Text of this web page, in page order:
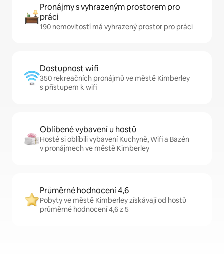
Pronájmy s vyhrazeným prostorem pro
práci
190 nemovitostí má vyhrazený prostor pro práci
Dostupnost wifi
350 rekreačních pronájmů ve městě Kimberley
s přístupem k wifi
Oblíbené vybavení u hostů
Hosté si oblíbili vybavení Kuchyně, Wifi a Bazén
v pronájmech ve městě Kimberley
Průměrné hodnocení 4,6
Pobyty ve městě Kimberley získávají od hostů
průměrné hodnocení 4,6 z 5